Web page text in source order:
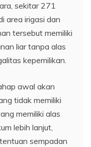
sekitar 271
area irigasi dan
tersebut memiliki
liar tanpa alas
kepemilikan.
awal akan
tidak memiliki
memiliki alas
lebih lanjut,
sempadan